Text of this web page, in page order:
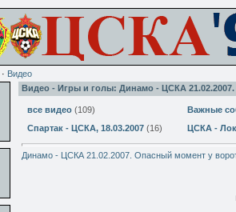
· Видео
Видео - Игры и голы: Динамо - ЦСКА
все видео (109) Важные
Спартак - ЦСКА, 18.03.2007 (16) ЦСКА -
Динамо - ЦСКА 21.02.2007. Опасный момент у